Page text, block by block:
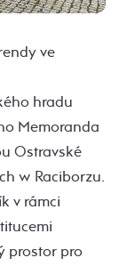
ve
hradu
Memoranda
Ostravské
w Raciborzu.
v rámci
prostor pro